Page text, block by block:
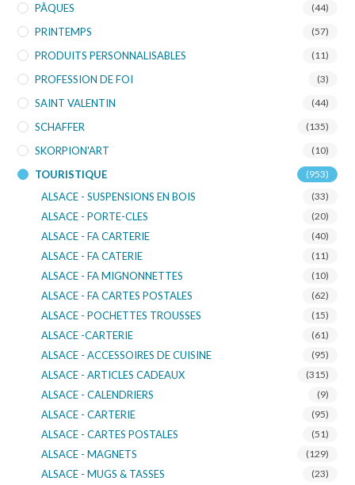
PÂQUES (44)
PRINTEMPS (57)
PRODUITS PERSONNALISABLES (11)
PROFESSION DE FOI (3)
SAINT VALENTIN (44)
SCHAFFER (135)
SKORPION'ART (10)
TOURISTIQUE (953)
ALSACE - SUSPENSIONS EN BOIS (33)
ALSACE - PORTE-CLES (20)
ALSACE - FA CARTERIE (40)
ALSACE - FA CATERIE (11)
ALSACE - FA MIGNONNETTES (10)
ALSACE - FA CARTES POSTALES (62)
ALSACE - POCHETTES TROUSSES (15)
ALSACE -CARTERIE (61)
ALSACE - ACCESSOIRES DE CUISINE (95)
ALSACE - ARTICLES CADEAUX (315)
ALSACE - CALENDRIERS (9)
ALSACE - CARTERIE (95)
ALSACE - CARTES POSTALES (51)
ALSACE - MAGNETS (129)
ALSACE - MUGS & TASSES (23)